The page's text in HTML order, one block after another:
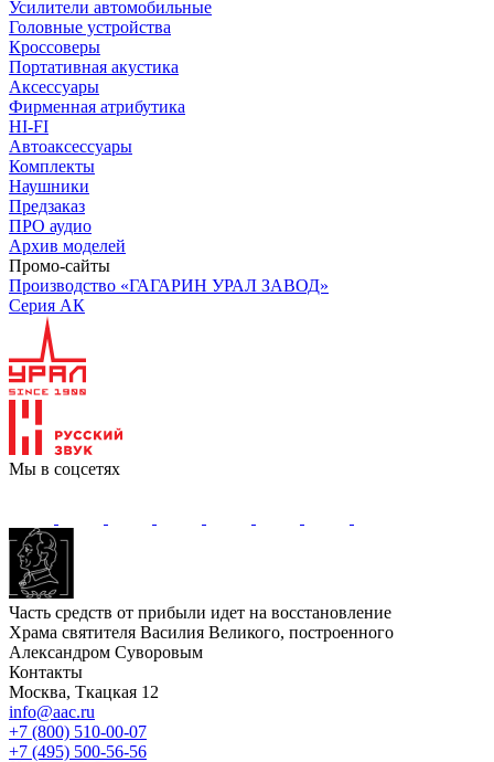
Усилители автомобильные
Головные устройства
Кроссоверы
Портативная акустика
Аксессуары
Фирменная атрибутика
HI-FI
Автоаксессуары
Комплекты
Наушники
Предзаказ
ПРО аудио
Архив моделей
Промо-сайты
Производство «ГАГАРИН УРАЛ ЗАВОД»
Серия АК
Мы в соцсетях
Часть средств от прибыли идет на восстановление
Храма святителя Василия Великого, построенного
Александром Суворовым
Контакты
Москва, Ткацкая 12
info@aac.ru
+7 (800) 510-00-07
+7 (495) 500-56-56